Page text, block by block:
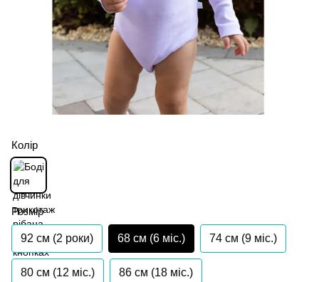
Колір
Розмір
92 см (2 роки) 68 см (6 мiс.) 74 см (9 мiс.)
80 см (12 мiс.) 86 см (18 мiс.)